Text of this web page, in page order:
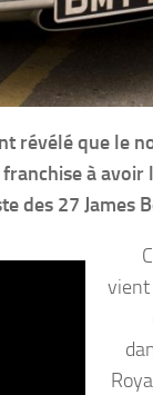
révélé que le
franchise à
des 27 James
vient